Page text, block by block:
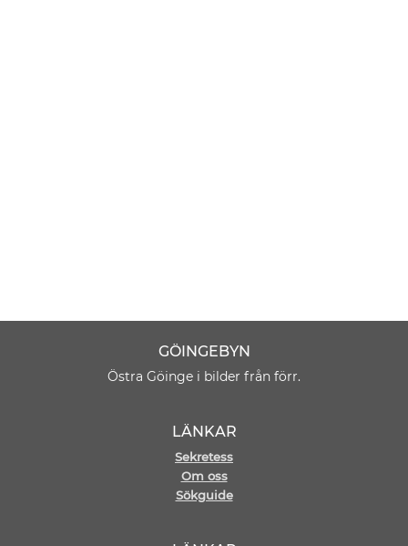
GÖINGEBYN
Östra Göinge i bilder från förr.
LÄNKAR
Sekretess
Om oss
Sökguide